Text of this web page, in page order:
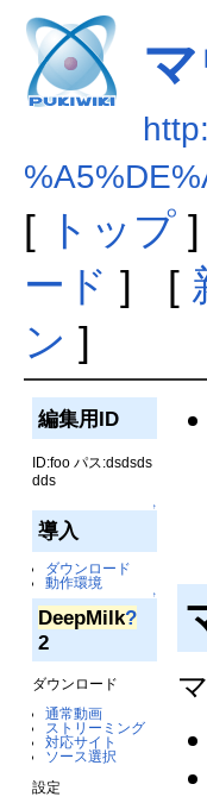
[ トップ
ード ] [
ン ]
編集用ID
ID:foo パス:dsdsds
dds
↑
導入
ダウンロード
動作環境
↑
DeepMilk?
2
ダウンロード
通常動画
ストリーミング
対応サイト
ソース選択
設定